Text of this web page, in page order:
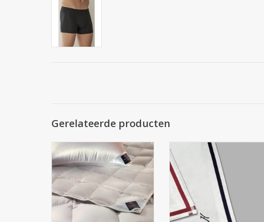
Gerelateerde producten
Dekbed ARCTIC :
Vulling : Nieuwe zilver witte
Arctisch eendedons , ( 100 %
dons ) .
Dit is MAATWERK . / MAATWERK
wordt niet teruggenomen .
Zakdoek Heren Per 3 stuks ( Met
1 letter geborduurd )
Zwitsers katoen ( Gestikt )
Zakdoeken ( 1 x navy / 1 x
bordeau / 1 x grijs )
Wasbaar 90 °